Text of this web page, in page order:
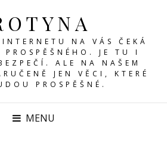
NA VÁS ČEKÁ
PROSPĚŠNÉHO. JE TU I
ALE NA NAŠEM
JEN VĚCI, KTERÉ
PROSPĚŠNÉ.
MENU